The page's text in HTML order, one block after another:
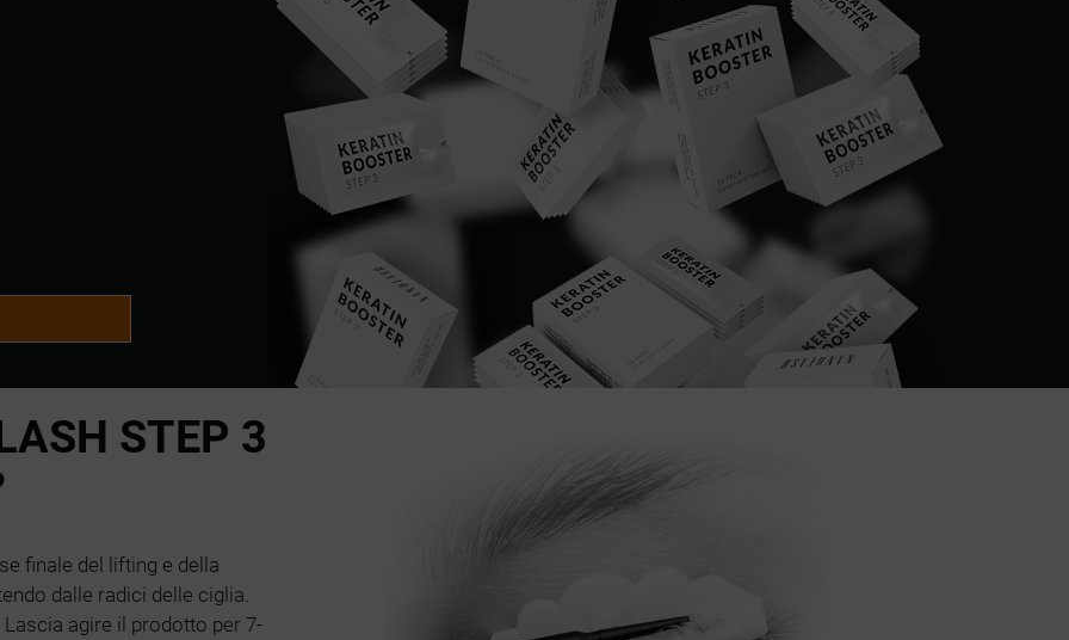
STEP 3
finale del lifting e della
dalle radici delle ciglia.
agire il prodotto per 7-